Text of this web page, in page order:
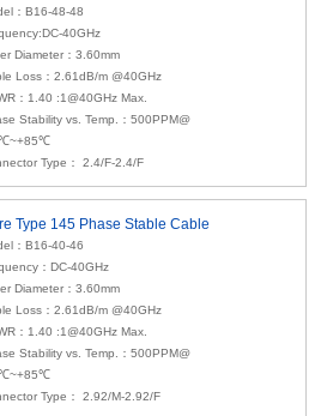
：B16-48-48
40GHz
Diameter：3.60mm
Loss：2.61dB/m @40GHz
：1.40 :1@40GHz Max.
Stability vs. Temp.：500PPM@
Type： 2.4/F-2.4/F
Type 145 Phase Stable Cable
：B16-40-46
：DC-40GHz
Diameter：3.60mm
Loss：2.61dB/m @40GHz
：1.40 :1@40GHz Max.
Stability vs. Temp.：500PPM@
Type： 2.92/M-2.92/F